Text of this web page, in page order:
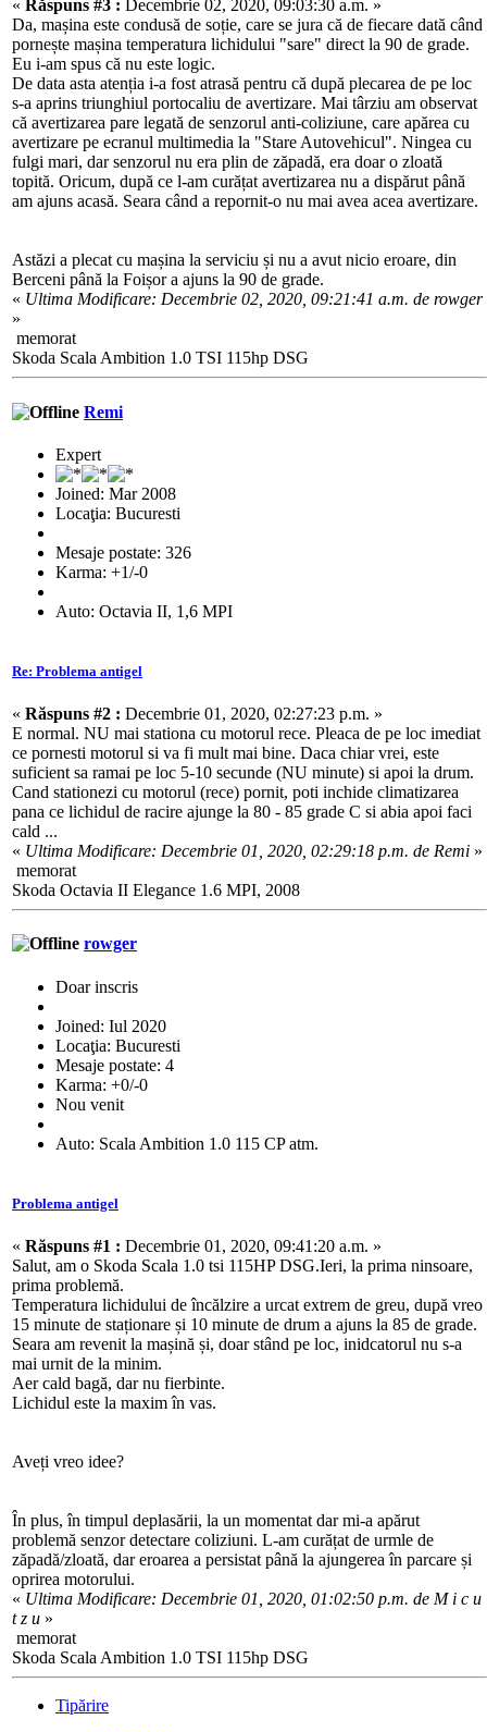
« Răspuns #3 : Decembrie 02, 2020, 09:03:30 a.m. »
Da, mașina este condusă de soție, care se jura că de fiecare dată când
pornește mașina temperatura lichidului "sare" direct la 90 de grade.
Eu i-am spus că nu este logic.
De data asta atenția i-a fost atrasă pentru că după plecarea de pe loc
s-a aprins triunghiul portocaliu de avertizare. Mai târziu am observat
că avertizarea pare legată de senzorul anti-coliziune, care apărea cu
avertizare pe ecranul multimedia la "Stare Autovehicul". Ningea cu
fulgi mari, dar senzorul nu era plin de zăpadă, era doar o zloată
topită. Oricum, după ce l-am curățat avertizarea nu a dispărut până
am ajuns acasă. Seara când a repornit-o nu mai avea acea avertizare.
Astăzi a plecat cu mașina la serviciu și nu a avut nicio eroare, din
Berceni până la Foișor a ajuns la 90 de grade.
« Ultima Modificare: Decembrie 02, 2020, 09:21:41 a.m. de rowger
»
memorat
Skoda Scala Ambition 1.0 TSI 115hp DSG
Remi
Expert
Joined: Mar 2008
Locaţia: Bucuresti
Mesaje postate: 326
Karma: +1/-0
Auto: Octavia II, 1,6 MPI
Re: Problema antigel
« Răspuns #2 : Decembrie 01, 2020, 02:27:23 p.m. »
E normal. NU mai stationa cu motorul rece. Pleaca de pe loc imediat
ce pornesti motorul si va fi mult mai bine. Daca chiar vrei, este
suficient sa ramai pe loc 5-10 secunde (NU minute) si apoi la drum.
Cand stationezi cu motorul (rece) pornit, poti inchide climatizarea
pana ce lichidul de racire ajunge la 80 - 85 grade C si abia apoi faci
cald ...
« Ultima Modificare: Decembrie 01, 2020, 02:29:18 p.m. de Remi »
memorat
Skoda Octavia II Elegance 1.6 MPI, 2008
rowger
Doar inscris
Joined: Iul 2020
Locaţia: Bucuresti
Mesaje postate: 4
Karma: +0/-0
Nou venit
Auto: Scala Ambition 1.0 115 CP atm.
Problema antigel
« Răspuns #1 : Decembrie 01, 2020, 09:41:20 a.m. »
Salut, am o Skoda Scala 1.0 tsi 115HP DSG.Ieri, la prima ninsoare,
prima problemă.
Temperatura lichidului de încălzire a urcat extrem de greu, după vreo
15 minute de staționare și 10 minute de drum a ajuns la 85 de grade.
Seara am revenit la mașină și, doar stând pe loc, inidcatorul nu s-a
mai urnit de la minim.
Aer cald bagă, dar nu fierbinte.
Lichidul este la maxim în vas.
Aveți vreo idee?
În plus, în timpul deplasării, la un momentat dar mi-a apărut
problemă senzor detectare coliziuni. L-am curățat de urmle de
zăpadă/zloată, dar eroarea a persistat până la ajungerea în parcare și
oprirea motorului.
« Ultima Modificare: Decembrie 01, 2020, 01:02:50 p.m. de M i c u
t z u »
memorat
Skoda Scala Ambition 1.0 TSI 115hp DSG
Tipărire